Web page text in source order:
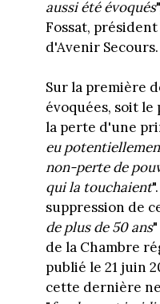
aussi été évoqués
Fossat,
d'Avenir Secours.
Sur la première
évoquées, soit
la perte d'une
eu
non-perte de
qui la touchaient
suppression de
de plus de 50 ans
de la Chambre
publié le 21 juin
cette dernière